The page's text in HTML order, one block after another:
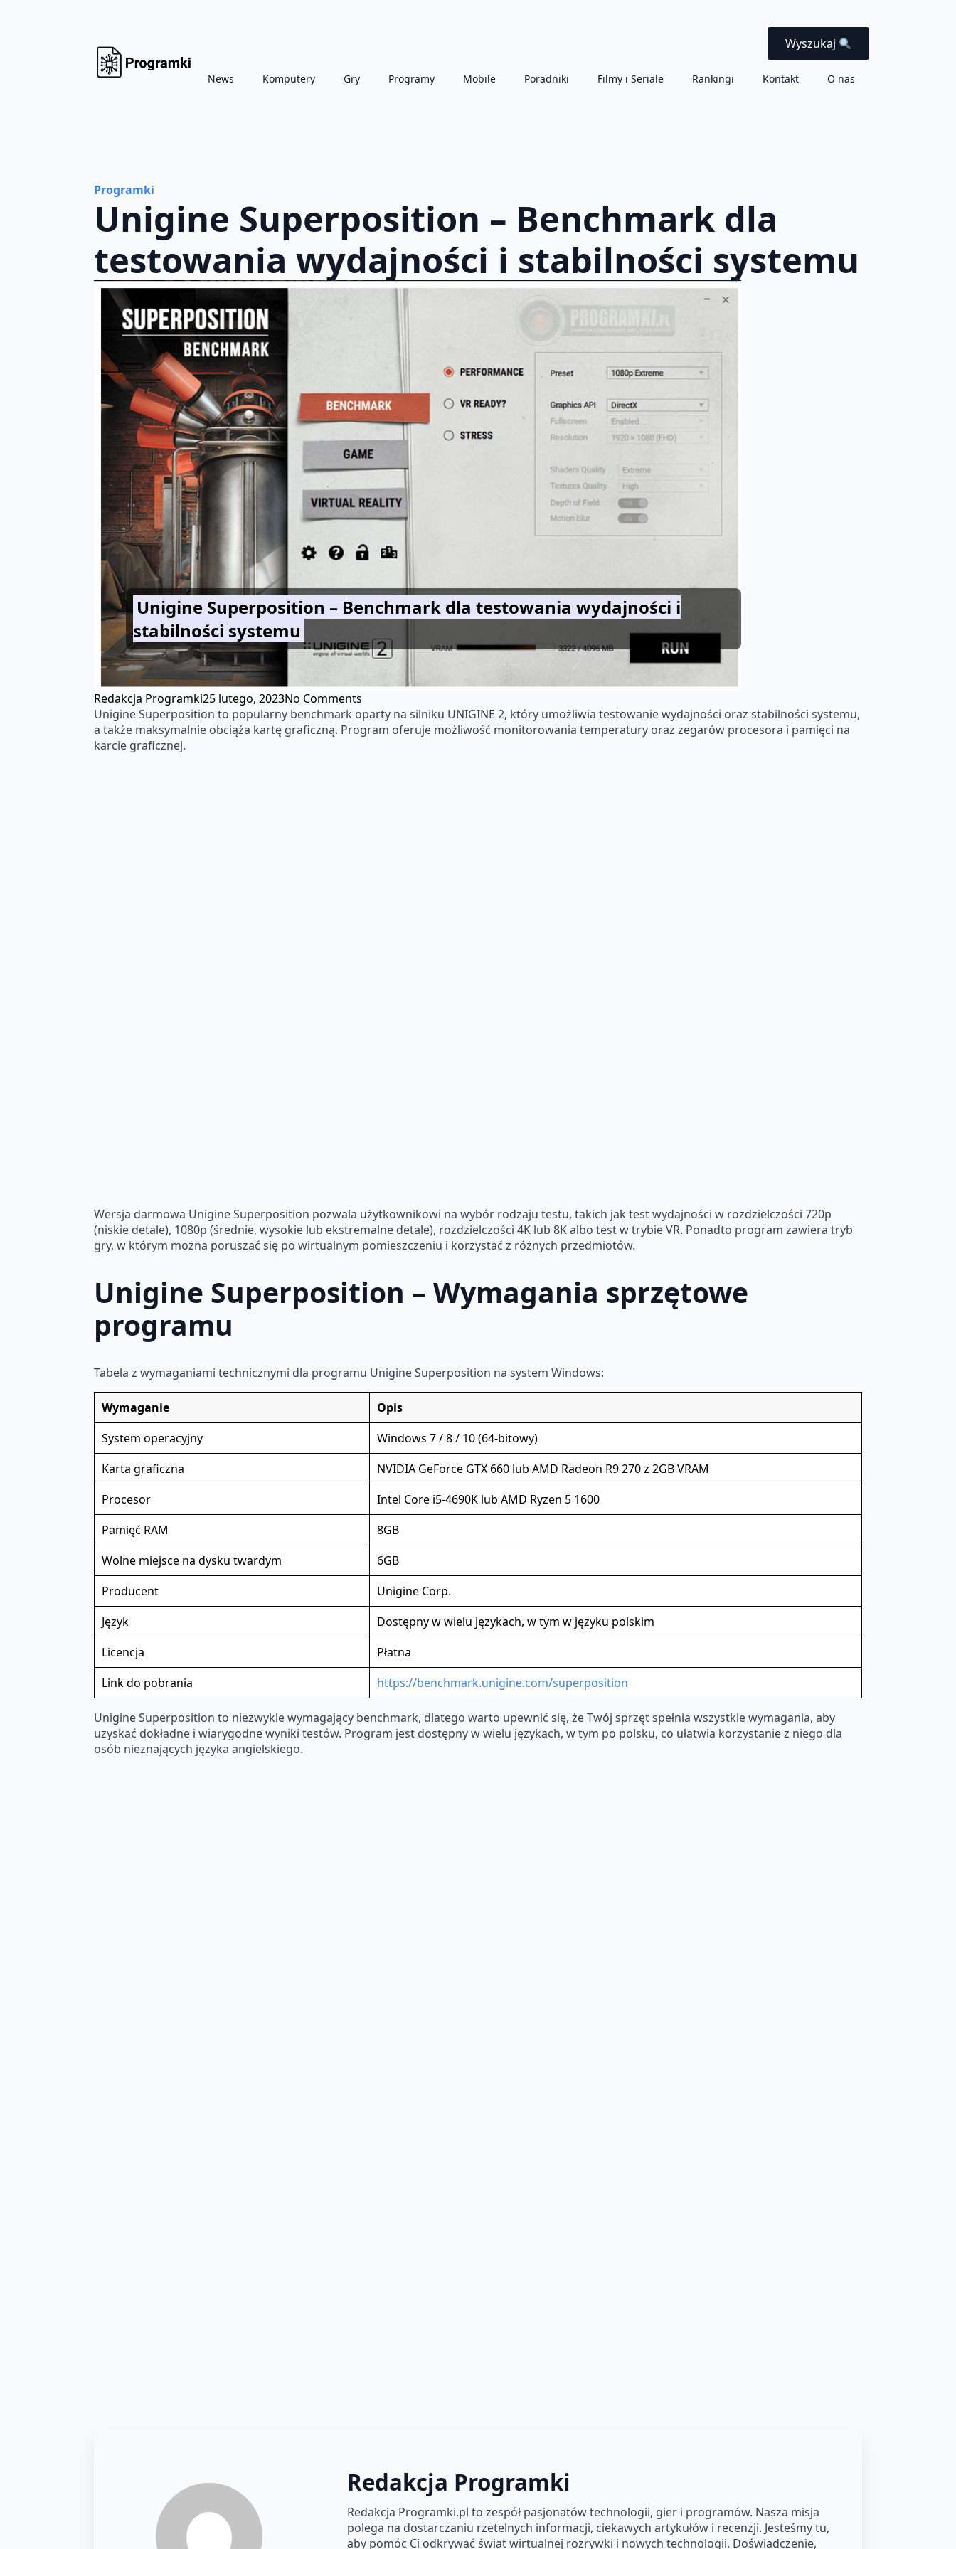
Wyszukaj
News Komputery Gry Programy Mobile Poradniki Filmy i Seriale Rankingi Kontakt O nas
Programki
Unigine Superposition – Benchmark dla
testowania wydajności i stabilności systemu
Unigine Superposition – Benchmark dla testowania wydajności i
stabilności systemu
Redakcja Programki25 lutego, 2023No Comments
Unigine Superposition to popularny benchmark oparty na silniku UNIGINE 2, który umożliwia testowanie wydajności oraz stabilności systemu,
a także maksymalnie obciąża kartę graficzną. Program oferuje możliwość monitorowania temperatury oraz zegarów procesora i pamięci na
karcie graficznej.
Wersja darmowa Unigine Superposition pozwala użytkownikowi na wybór rodzaju testu, takich jak test wydajności w rozdzielczości 720p
(niskie detale), 1080p (średnie, wysokie lub ekstremalne detale), rozdzielczości 4K lub 8K albo test w trybie VR. Ponadto program zawiera tryb
gry, w którym można poruszać się po wirtualnym pomieszczeniu i korzystać z różnych przedmiotów.
Unigine Superposition – Wymagania sprzętowe
programu
Tabela z wymaganiami technicznymi dla programu Unigine Superposition na system Windows:
Wymaganie
Opis
System operacyjny
Windows 7 / 8 / 10 (64-bitowy)
Karta graficzna
NVIDIA GeForce GTX 660 lub AMD Radeon R9 270 z 2GB VRAM
Procesor
Intel Core i5-4690K lub AMD Ryzen 5 1600
Pamięć RAM
8GB
Wolne miejsce na dysku twardym
6GB
Producent
Unigine Corp.
Język
Dostępny w wielu językach, w tym w języku polskim
Licencja
Płatna
Link do pobrania
https://benchmark.unigine.com/superposition
Unigine Superposition to niezwykle wymagający benchmark, dlatego warto upewnić się, że Twój sprzęt spełnia wszystkie wymagania, aby
uzyskać dokładne i wiarygodne wyniki testów. Program jest dostępny w wielu językach, w tym po polsku, co ułatwia korzystanie z niego dla
osób nieznających języka angielskiego.
Redakcja Programki
Redakcja Programki.pl to zespół pasjonatów technologii, gier i programów. Nasza misja
polega na dostarczaniu rzetelnych informacji, ciekawych artykułów i recenzji. Jesteśmy tu,
aby pomóc Ci odkrywać świat wirtualnej rozrywki i nowych technologii. Doświadczenie,